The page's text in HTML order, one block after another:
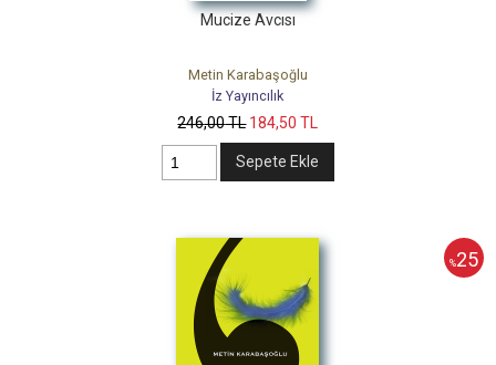
Mucize Avcısı
Metin Karabaşoğlu
İz Yayıncılık
246,00TL 184,50 TL
Sepete Ekle
%25